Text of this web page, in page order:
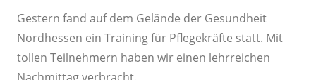
Gestern fand auf dem Gelände der Gesundheit
Nordhessen ein Training für Pflegekräfte statt. Mit
tollen Teilnehmern haben wir einen lehrreichen